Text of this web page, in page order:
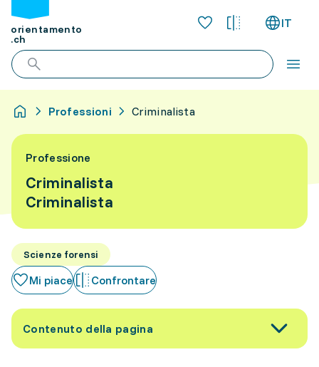
orientamento
.ch
IT
Professioni Criminalista
Professione
Criminalista
Criminalista
Scienze forensi
Mi piace Confrontare
Contenuto della pagina